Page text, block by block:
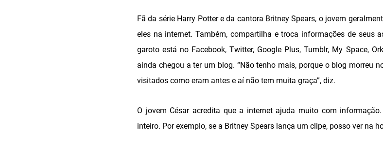
Fã da série Harry Potter e da cantora Britney Spears, o jovem
eles na internet. Também, compartilha e troca informações de seus
garoto está no Facebook, Twitter, Google Plus, Tumblr, My Space,
ainda chegou a ter um blog. “Não tenho mais, porque o blog morreu
visitados como eram antes e aí não tem muita graça”, diz.
O jovem César acredita que a internet ajuda muito com
inteiro. Por exemplo, se a Britney Spears lança um clipe, posso ver na